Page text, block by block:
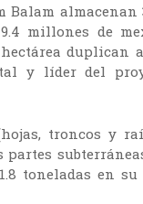
Balam
millones de
duplican
y líder del
troncos y
toneladas en